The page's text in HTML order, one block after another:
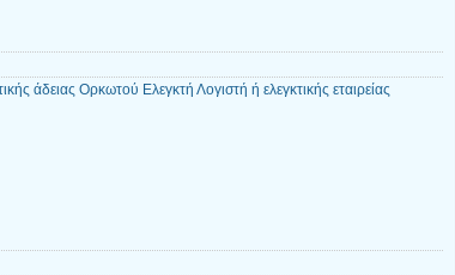
άδειας Ορκωτού Ελεγκτή Λογιστή ή ελεγκτικής εταιρείας